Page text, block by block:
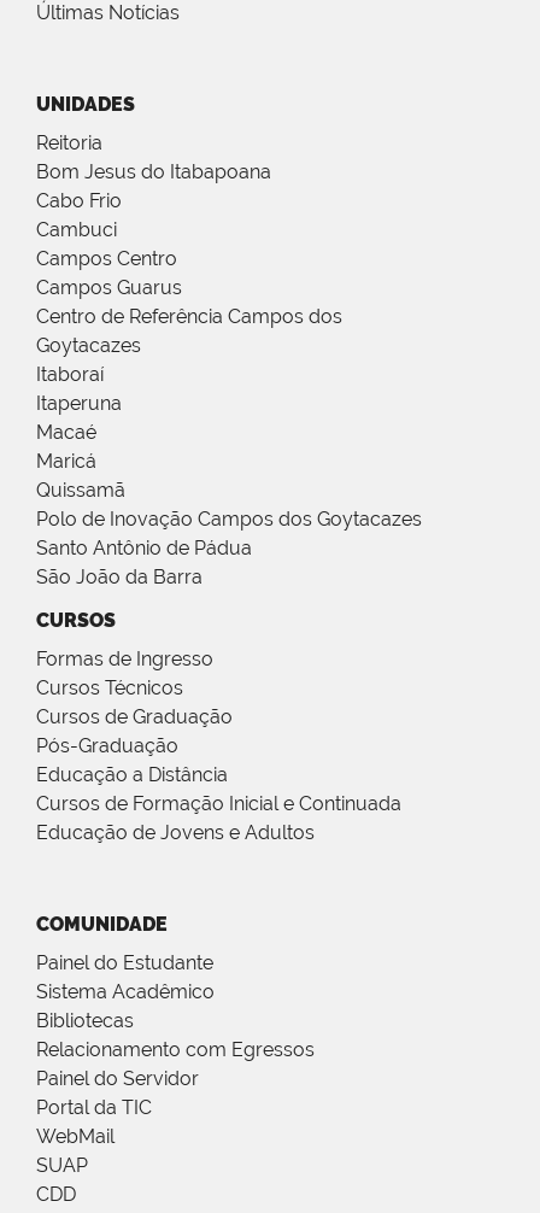
Últimas Notícias
UNIDADES
Reitoria
Bom Jesus do Itabapoana
Cabo Frio
Cambuci
Campos Centro
Campos Guarus
Centro de Referência Campos dos
Goytacazes
Itaboraí
Itaperuna
Macaé
Maricá
Quissamã
Polo de Inovação Campos dos Goytacazes
Santo Antônio de Pádua
São João da Barra
CURSOS
Formas de Ingresso
Cursos Técnicos
Cursos de Graduação
Pós-Graduação
Educação a Distância
Cursos de Formação Inicial e Continuada
Educação de Jovens e Adultos
COMUNIDADE
Painel do Estudante
Sistema Acadêmico
Bibliotecas
Relacionamento com Egressos
Painel do Servidor
Portal da TIC
WebMail
SUAP
CDD